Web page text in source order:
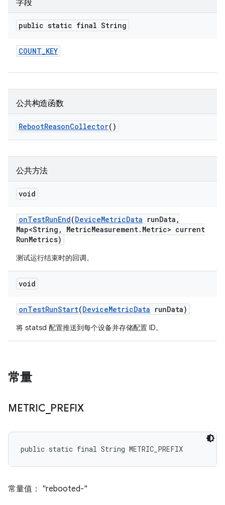
字段
public static final String
COUNT_KEY
公共构造函数
RebootReasonCollector()
公共方法
void
onTestRunEnd(DeviceMetricData runData ,
Map<String , MetricMeasurement. Metric> current
RunMetrics)
测试运行结束时的回调。
void
onTestRunStart(DeviceMetricData runData)
将 statsd 配置推送到每个设备并存储配置 ID。
常量
METRIC PREFIX
public static final String METRIC_PREFIX
常量值： "rebooted-"